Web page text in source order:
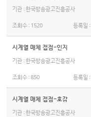
기관 : 한국방송광고진흥공사
조회수 : 1520 등록일 :
시계열 매체 접점-인지
기관 : 한국방송광고진흥공사
조회수 :850 등록일 :
시계열 매체 접점-호감
기관 : 한국방송광고진흥공사